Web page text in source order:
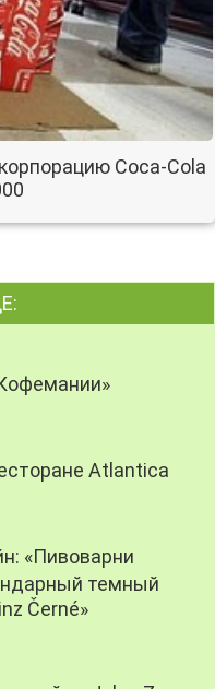
Coca-Cola
Atlantica
«Пивоварни
темный
Černé»